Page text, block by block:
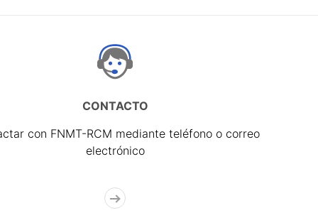
CONTACTO
con FNMT-RCM mediante teléfono o correo
electrónico